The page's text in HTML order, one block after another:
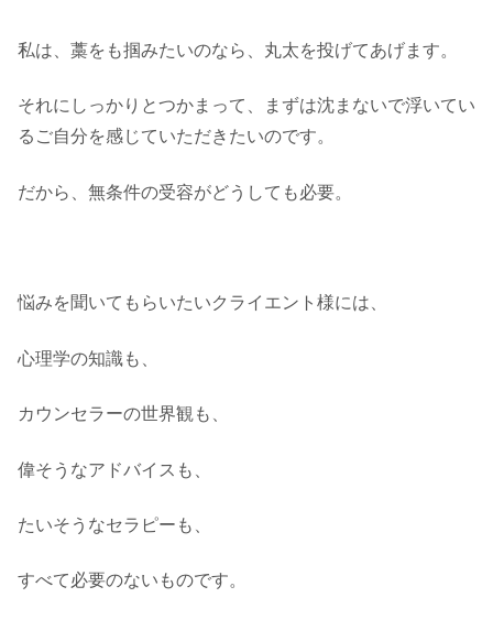
私は、藁をも掴みたいのなら、丸太を投げてあげます。
それにしっかりとつかまって、まずは沈まないで浮いてい
るご自分を感じていただきたいのです。
だから、無条件の受容がどうしても必要。
悩みを聞いてもらいたいクライエント様には、
心理学の知識も、
カウンセラーの世界観も、
偉そうなアドバイスも、
たいそうなセラピーも、
すべて必要のないものです。